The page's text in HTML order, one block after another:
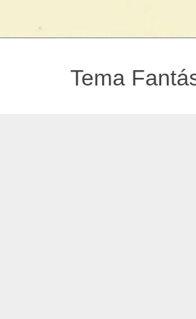
Tema